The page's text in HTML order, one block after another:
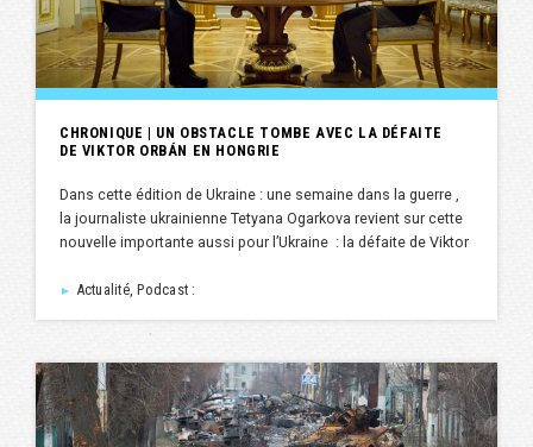
CHRONIQUE | UN OBSTACLE TOMBE AVEC LA DÉFAITE
DE VIKTOR ORBÁN EN HONGRIE
Dans cette édition de Ukraine : une semaine dans la guerre ,
la journaliste ukrainienne Tetyana Ogarkova revient sur cette
nouvelle importante aussi pour l’Ukraine : la défaite de Viktor
► Actualité, Podcast :